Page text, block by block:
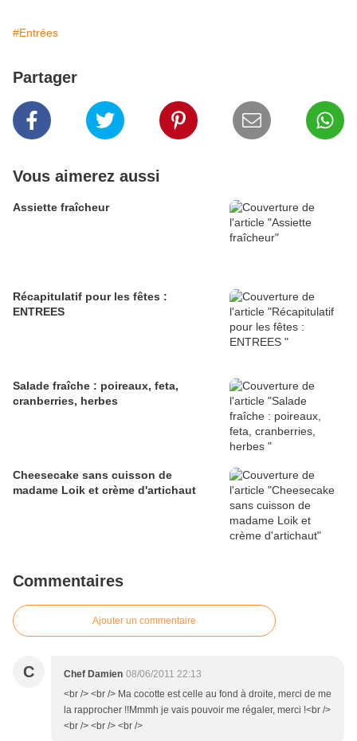
#Entrées
Partager
Vous aimerez aussi
Assiette fraîcheur
Récapitulatif pour les fêtes :
ENTREES
Salade fraîche : poireaux, feta,
cranberries, herbes
Cheesecake sans cuisson de
madame Loik et crème d'artichaut
Commentaires
Ajouter un commentaire
C Chef Damien 08/06/2011 22:13
<br /> <br /> Ma cocotte est celle au fond à droite, merci de me
la rapprocher !!Mmmh je vais pouvoir me régaler, merci !<br />
<br /> <br /> <br />